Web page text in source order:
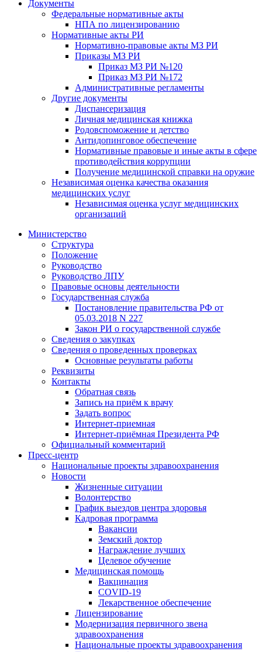
Документы
Федеральные нормативные акты
НПА по лицензированию
Нормативные акты РИ
Нормативно-правовые акты МЗ РИ
Приказы МЗ РИ
Приказ МЗ РИ №120
Приказ МЗ РИ №172
Административные регламенты
Другие документы
Диспансеризация
Личная медицинская книжка
Родовспоможение и детство
Антидопинговое обеспечение
Нормативные правовые и иные акты в сфере
противодействия коррупции
Получение медицинской справки на оружие
Независимая оценка качества оказания
медицинских услуг
Независимая оценка услуг медицинскиx
организаций
Министерство
Структура
Положение
Руководство
Руководство ЛПУ
Правовые основы деятельности
Государственная служба
Постановление правительства РФ от
05.03.2018 N 227
Закон РИ о государственной службе
Сведения о закупках
Сведения о проведенных проверках
Основные результаты работы
Реквизиты
Контакты
Обратная связь
Запись на приём к врачу
Задать вопрос
Интернет-приемная
Интернет-приёмная Президента РФ
Официальный комментарий
Пресс-центр
Национальные проекты здравоохранения
Новости
Жизненные ситуации
Волонтерство
График выездов центра здоровья
Кадровая программа
Вакансии
Земский доктор
Награждение лучших
Целевое обучение
Медицинская помощь
Вакцинация
COVID-19
Лекарственное обеспечение
Лицензирование
Модернизация первичного звена
здравоохранения
Национальные проекты здравоохранения